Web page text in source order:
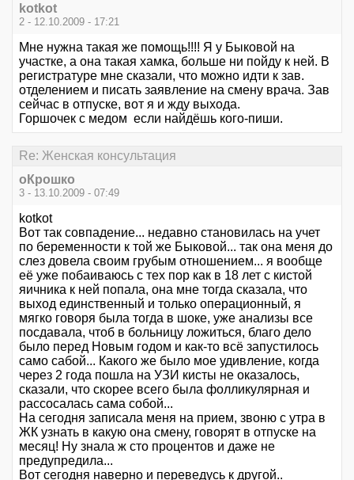
kotkot
2 - 12.10.2009 - 17:21
Мне нужна такая же помощь!!!! Я у Быковой на
участке, а она такая хамка, больше ни пойду к ней. В
регистратуре мне сказали, что можно идти к зав.
отделением и писать заявление на смену врача. Зав
сейчас в отпуске, вот я и жду выхода.
Горшочек с медом если найдёшь кого-пиши.
Re: Женская консультация
оКрошко
3 - 13.10.2009 - 07:49
kotkot
Вот так совпадение... недавно становилась на учет
по беременности к той же Быковой... так она меня до
слез довела своим грубым отношением... я вообще
её уже побаиваюсь с тех пор как в 18 лет с кистой
яичника к ней попала, она мне тогда сказала, что
выход единственный и только операционный, я
мягко говоря была тогда в шоке, уже анализы все
посдавала, чтоб в больницу ложиться, благо дело
было перед Новым годом и как-то всё запустилось
само сабой... Какого же было мое удивление, когда
через 2 года пошла на УЗИ кисты не оказалось,
сказали, что скорее всего была фолликулярная и
рассосалась сама собой...
На сегодня записала меня на прием, звоню с утра в
ЖК узнать в какую она смену, говорят в отпуске на
месяц! Ну знала ж сто процентов и даже не
предупредила...
Вот сегодня наверно и переведусь к другой..